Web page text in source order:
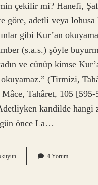
çekilir mi? Hanefi,
göre, adetli veya lohusa
gibi Kur’an
(s.a.s.) şöyle
ve cünüp kimse
(Tirmizi,
Tahâret, 105 [595-
kandilde hangi
önce La…
Ay
Hali
4 Yorum